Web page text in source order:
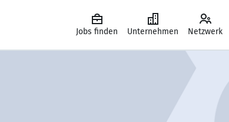
Jobs finden Unternehmen Netzwerk